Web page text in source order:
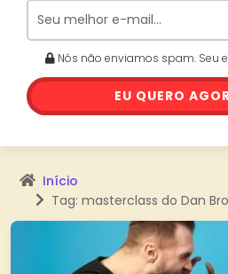
Nós não enviamos spam. Seu
EU QUERO
Início
Tag: masterclass do Dan